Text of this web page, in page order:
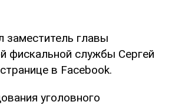
заместитель главы
фискальной службы Сергей
в Facebook.
уголовного